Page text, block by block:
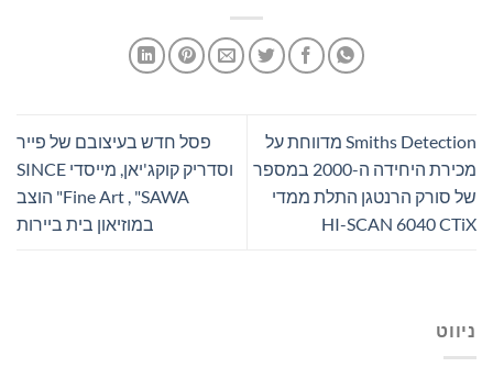
Smiths Detection מדווחת על
מכירת היחידה ה-2000 במספר
של סורק הרנטגן התלת ממדי
HI-SCAN 6040 CTiX
פסל חדש בעיצובם של פייר
וסדריק קוקג'יאן, מייסדי SINCE
Fine Art , "SAWA" הוצב
במוזיאון בית ביירות
ניווט